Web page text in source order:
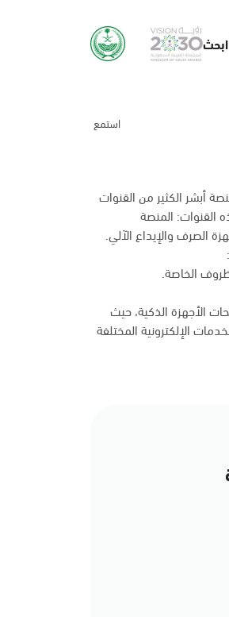
ابحث
استمع
أبشر الكثير من القنوات
القنوات: المنصة
الخاصة.
الأجهزة الذكية، حيث
الإلكترونية المختلفة